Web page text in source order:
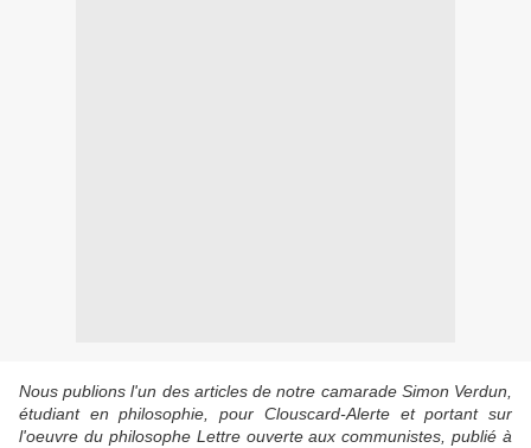
Nous publions l'un des articles de notre camarade Simon Verdun,
étudiant en philosophie, pour Clouscard-Alerte et portant sur
l'oeuvre du philosophe Lettre ouverte aux communistes, publié à